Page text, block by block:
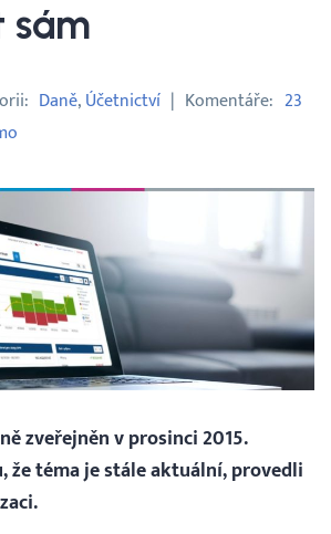
sám
Daně Účetnictví Komentáře 23
zveřejněn v prosinci 2015.
že téma je stále aktuální, provedli